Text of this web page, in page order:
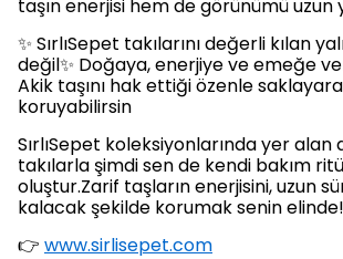
taşın enerjisi hem de görünümü uzun
✨ SırlıSepet takılarını değerli kılan
değil✨ Doğaya, enerjiye ve emeğe
Akik taşını hak ettiği özenle
koruyabilirsin
SırlıSepet koleksiyonlarında yer
takılarla şimdi sen de kendi bakım
oluştur.Zarif taşların enerjisini, uzun
kalacak şekilde korumak senin elinde!
👉 www.sirlisepet.com